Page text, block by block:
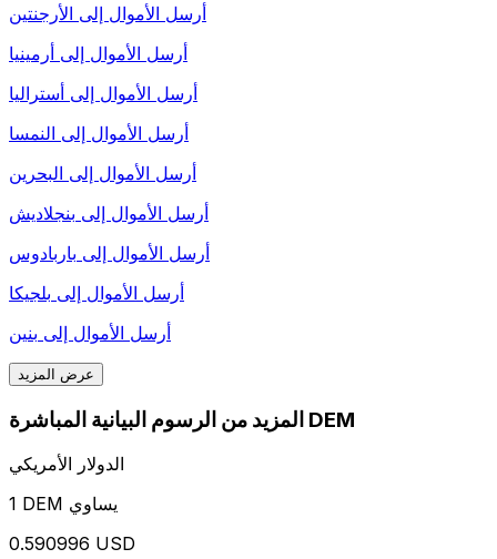
أرسل الأموال إلى الأرجنتين
أرسل الأموال إلى أرمينيا
أرسل الأموال إلى أستراليا
أرسل الأموال إلى النمسا
أرسل الأموال إلى البحرين
أرسل الأموال إلى بنجلاديش
أرسل الأموال إلى باربادوس
أرسل الأموال إلى بلجيكا
أرسل الأموال إلى بنين
عرض المزيد
المزيد من الرسوم البيانية المباشرة DEM
الدولار الأمريكي
1 DEM يساوي
0.590996 USD